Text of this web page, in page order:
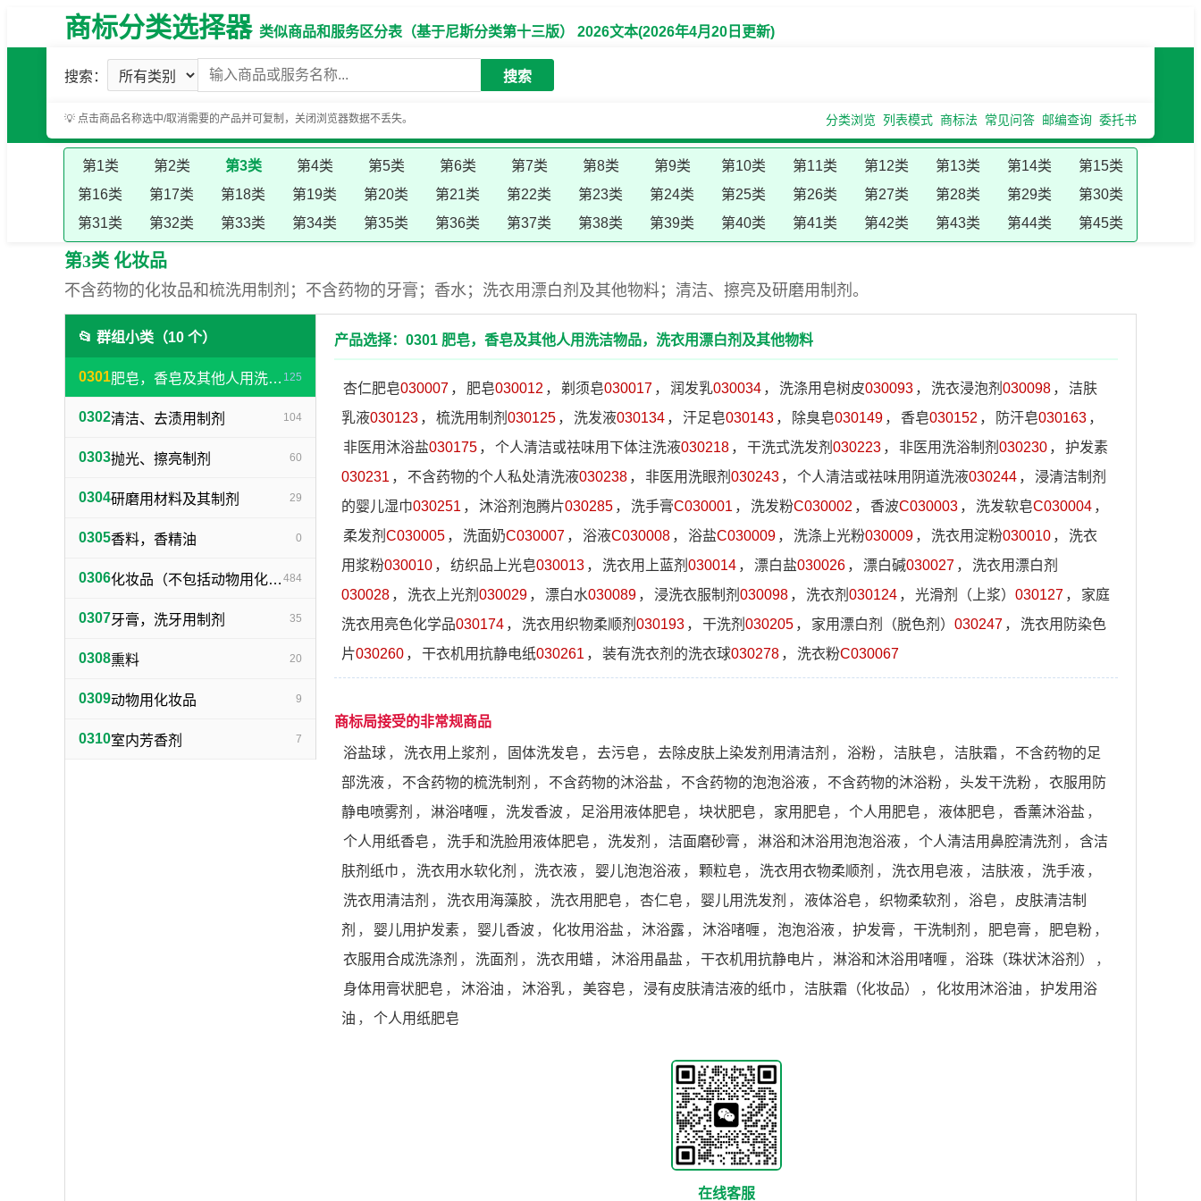
商标分类选择器类似商品和服务区分表（基于尼斯分类第十三版） 2026文本(2026年4月20日更新)
搜索： 搜索
💡 点击商品名称选中/取消需要的产品并可复制，关闭浏览器数据不丢失。 分类浏览 列表模式 商标法 常见问答 邮编查询 委托书
第1类 第2类 第3类 第4类 第5类 第6类 第7类 第8类 第9类 第10类 第11类 第12类 第13类 第14类
第15类
第16类
第17类 第18类 第19类 第20类 第21类 第22类 第23类 第24类 第25类 第26类 第27类 第28类 第29类
第30类
第31类
第32类 第33类 第34类 第35类 第36类 第37类 第38类 第39类 第40类 第41类 第42类 第43类 第44类 第45类
第3类 化妆品
不含药物的化妆品和梳洗用制剂；不含药物的牙膏；香水；洗衣用漂白剂及其他物料；清洁、擦亮及研磨用制剂。
📂 群组小类（10 个）
0301 肥皂，香皂及其他人用洗洁物品，洗衣用漂白剂及其他物料 125
0302清洁、去渍用制剂 104
0303抛光、擦亮制剂 60
0304研磨用材料及其制剂 29
0305香料，香精油 0
0306 化妆品（不包括动物用化妆品） 484
0307牙膏，洗牙用制剂 35
0308熏料 20
0309动物用化妆品 9
0310室内芳香剂 7
产品选择：0301 肥皂，香皂及其他人用洗洁物品，洗衣用漂白剂及其他物料
杏仁肥皂030007 ， 肥皂030012 ， 剃须皂030017 ， 润发乳030034 ， 洗涤用皂树皮030093 ， 洗衣浸泡剂 030098 ，
洁肤
乳液030123 ， 梳洗用制剂 030125 ， 洗发液030134 ， 汗足皂030143 ， 除臭皂030149 ， 香皂030152 ， 防汗皂030163 ，
非医用沐浴盐030175 ， 个人清洁或祛味用下体注洗液030218 ， 干洗式洗发剂 030223 ， 非医用洗浴制剂 030230 ，
护发素
030231 ， 不含药物的个人私处清洗液030238 ， 非医用洗眼剂 030243 ， 个人清洁或祛味用阴道洗液030244 ，
浸清洁制剂
的婴儿湿巾030251 ， 沐浴剂泡腾片030285 ， 洗手膏C030001 ， 洗发粉C030002 ， 香波C030003 ， 洗发软皂C030004 ，
柔发剂 C030005 ， 洗面奶C030007 ， 浴液C030008 ， 浴盐C030009 ， 洗涤上光粉030009 ， 洗衣用淀粉030010 ，
洗衣
用浆粉030010 ， 纺织品上光皂030013 ， 洗衣用上蓝剂 030014 ， 漂白盐030026 ， 漂白碱030027 ，
洗衣用漂白剂
030028 ， 洗衣上光剂 030029 ， 漂白水030089 ， 浸洗衣服制剂 030098 ， 洗衣剂 030124 ， 光滑剂（上浆） 030127 ，
家庭
洗衣用亮色化学品030174 ， 洗衣用织物柔顺剂 030193 ， 干洗剂 030205 ， 家用漂白剂（脱色剂） 030247 ，
洗衣用防染色
片030260 ， 干衣机用抗静电纸030261 ， 装有洗衣剂的洗衣球030278 ， 洗衣粉C030067
商标局接受的非常规商品
浴盐球 ， 洗衣用上浆剂 ， 固体洗发皂 ， 去污皂 ， 去除皮肤上染发剂用清洁剂 ， 浴粉 ， 洁肤皂 ， 洁肤霜 ，
不含药物的足
部洗液 ， 不含药物的梳洗制剂 ， 不含药物的沐浴盐 ， 不含药物的泡泡浴液 ， 不含药物的沐浴粉 ， 头发干洗粉​ ，
衣服用防
静电喷雾剂 ， 淋浴啫喱 ， 洗发香波 ， 足浴用液体肥皂 ， 块状肥皂 ， 家用肥皂 ， 个人用肥皂 ， 液体肥皂 ， 香薰沐浴盐 ，
个人用纸香皂 ， 洗手和洗脸用液体肥皂 ， 洗发剂 ， 洁面磨砂膏 ， 淋浴和沐浴用泡泡浴液 ， 个人清洁用鼻腔清洗剂 ，
含洁
肤剂纸巾 ， 洗衣用水软化剂 ， 洗衣液 ， 婴儿泡泡浴液 ， 颗粒皂 ， 洗衣用衣物柔顺剂 ， 洗衣用皂液 ， 洁肤液 ， 洗手液 ，
洗衣用清洁剂 ， 洗衣用海藻胶 ， 洗衣用肥皂 ， 杏仁皂 ， 婴儿用洗发剂 ， 液体浴皂 ， 织物柔软剂 ， 浴皂 ，
皮肤清洁制
剂 ， 婴儿用护发素 ， 婴儿香波 ， 化妆用浴盐 ， 沐浴露 ， 沐浴啫喱 ， 泡泡浴液 ， 护发膏 ， 干洗制剂 ， 肥皂膏 ， 肥皂粉 ，
衣服用合成洗涤剂 ， 洗面剂 ， 洗衣用蜡 ， 沐浴用晶盐 ， 干衣机用抗静电片 ， 淋浴和沐浴用啫喱 ， 浴珠（珠状沐浴剂）
，
身体用膏状肥皂 ， 沐浴油 ， 沐浴乳 ， 美容皂 ， 浸有皮肤清洁液的纸巾 ， 洁肤霜（化妆品） ， 化妆用沐浴油 ，
护发用浴
油 ， 个人用纸肥皂
在线客服